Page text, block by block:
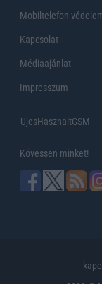
Mobiltelefon
Kapcsolat
Médiaajánlat
Impresszum
UjesHasznaltGSM
Kövessen minket!